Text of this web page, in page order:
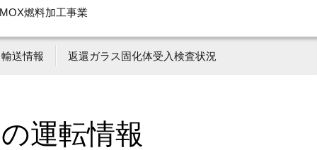
燃料加工事業
輸送情報 返還ガラス固化体受入検査状況
運転情報